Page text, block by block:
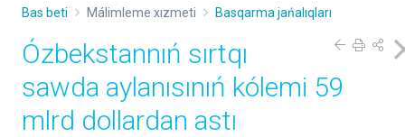
Bas beti Málimleme xızmeti Basqarma jańalıqları
Ózbekstannıń sırtqı
sawda aylanısınıń kólemi 59
mlrd dollardan astı